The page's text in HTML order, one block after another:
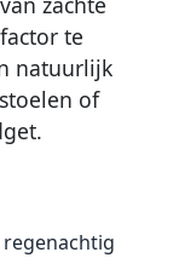
te
natuurlijk
of